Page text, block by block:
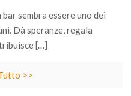
sembra essere uno dei
Dà speranze, regala
[…]
>>